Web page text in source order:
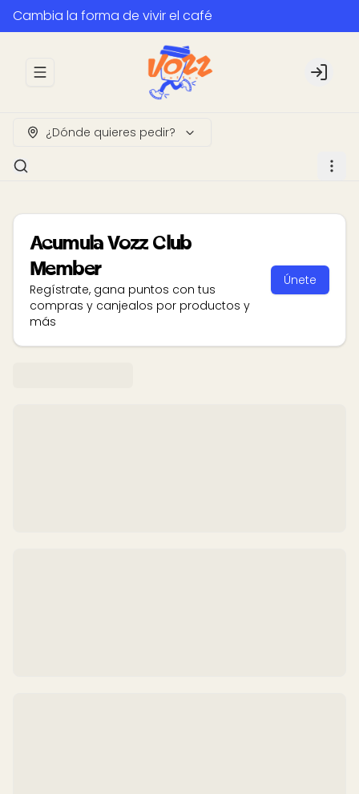
Cambia la forma de vivir el café
Abrir menu de navegación Login
¿Dónde quieres pedir?
AcumulaVozz Club
Member
Regístrate, gana puntos con tus
compras y canjealos por productos y
más
Únete